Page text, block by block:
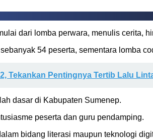
dari lomba perwara, menulis cerita,
54 peserta, sementara lomba
Tekankan Pentingnya Tertib Lalu
dasar di Kabupaten Sumenep.
peserta dan guru pendamping.
bidang literasi maupun teknologi